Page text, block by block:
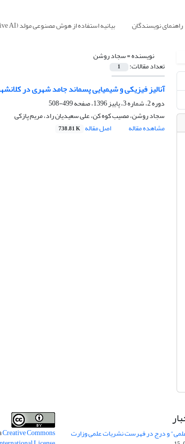
راهنمای نویسندگان بیانیه استفاده از هوش مصنوعی مولد (Generative AI)
نویسنده =سجاد روشن
تعداد مقالات: 1
آنالیز فیزیکی و شیمیایی پسماند جامد شهری در
دوره 2، شماره 3، پاییز 1396، صفحه
499-508
سجاد روشن، مصیب کوه کن، علی سعیدیان راد، مریم پازکی
مشاهده مقاله
اصل مقاله 738.81 K
و درج در فهرست نشریات علمی وزارت Creative Commons